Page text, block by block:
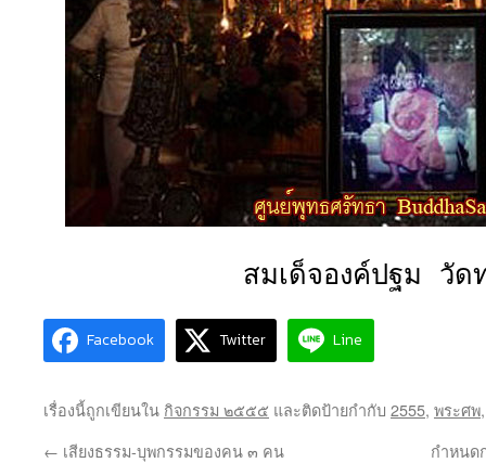
สมเด็จองค์ปฐม วัด
Facebook Twitter Line
เรื่องนี้ถูกเขียนใน กิจกรรม ๒๕๕๕ และติดป้ายกำกับ 2555, พระศพ
← เสียงธรรม-บุพกรรมของคน ๓ คน กำหนด